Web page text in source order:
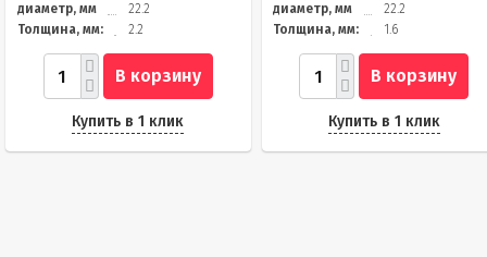
диаметр, мм
22.2
Толщина, мм:
2.2
В корзину
Купить в 1 клик
диаметр, мм
22.2
Толщина, мм:
1.6
В корзину
Купить в 1 клик